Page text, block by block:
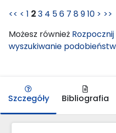
<< < 1 23 4 56 7 8910 > >>
Możesz również
wyszukiwanie podobieństw
Szczegóły Bibliografia